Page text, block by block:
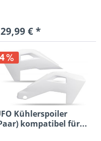
€ *
Kühlerspoiler
kompatibel für...